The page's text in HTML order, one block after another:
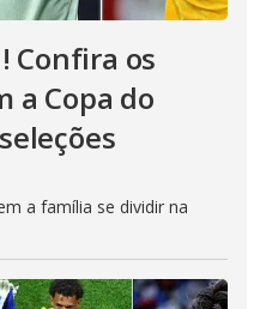
Confira os
a Copa do
a família se dividir na